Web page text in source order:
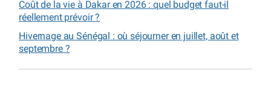
Coût de la vie à Dakar en 2026 : quel budget faut-il
réellement prévoir ?
Hivernage au Sénégal : où séjourner en juillet, août et
septembre ?